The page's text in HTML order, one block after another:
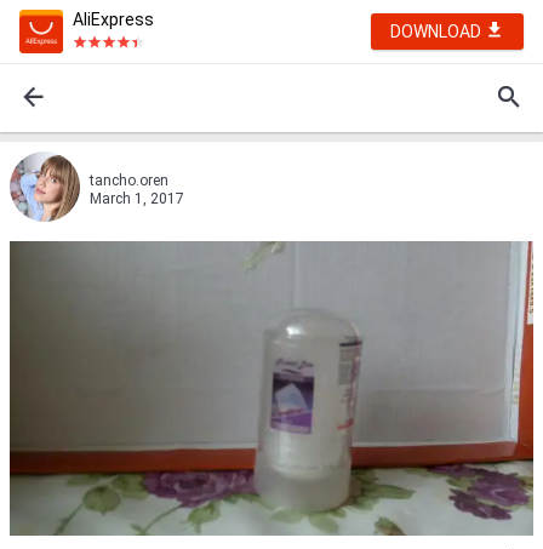
AliExpress
DOWNLOAD
tancho.oren
March 1, 2017